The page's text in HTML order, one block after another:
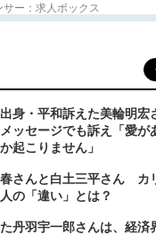
サー：求人ボックス
身・平和訴えた美輪明
ッセージでも訴え「愛
起こりません」
さんと白土三平さん カ
の「違い」とは？
丹羽宇一郎さんは、経済